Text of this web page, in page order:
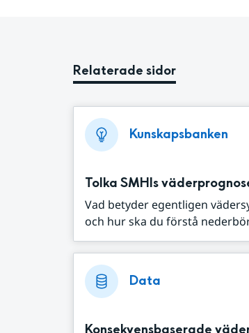
Relaterade sidor
Kunskapsbanken
Tolka SMHIs
Vad betyder egentligen
och hur ska du förstå
Data